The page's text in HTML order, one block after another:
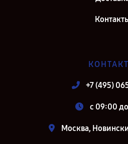
+7 (495)
c 09:00
Москва,